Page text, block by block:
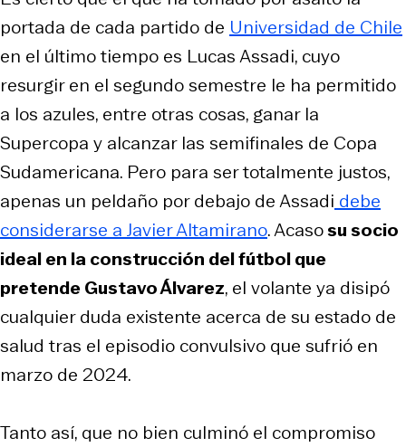
portada de cada partido de Universidad de Chile
en el último tiempo es Lucas Assadi, cuyo
resurgir en el segundo semestre le ha permitido
a los azules, entre otras cosas, ganar la
Supercopa y alcanzar las semifinales de Copa
Sudamericana. Pero para ser totalmente justos,
apenas un peldaño por debajo de Assadi debe
considerarse a Javier Altamirano. Acasosu socio
ideal en la construcción del fútbol que
pretende Gustavo Álvarez, el volante ya disipó
cualquier duda existente acerca de su estado de
salud tras el episodio convulsivo que sufrió en
marzo de 2024.
Tanto así, que no bien culminó el compromiso